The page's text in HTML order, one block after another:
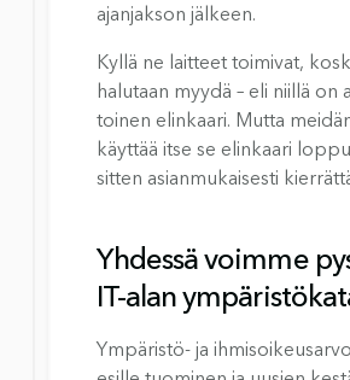
ajanjakson jälkeen.
Kyllä ne laitteet toimivat,
halutaan myydä – eli niillä on
toinen elinkaari. Mutta
käyttää itse se elinkaari
sitten asianmukaisesti
Yhdessä voimme
IT-alan
Ympäristö- ja